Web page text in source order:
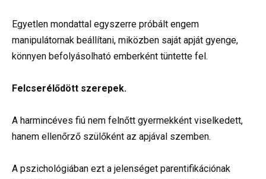
Egyetlen mondattal egyszerre próbált engem
manipulátornak beállítani, miközben saját apját gyenge,
könnyen befolyásolható emberként tüntette fel.
Felcserélődött szerepek.
A harmincéves fiú nem felnőtt gyermekként viselkedett,
hanem ellenőrző szülőként az apjával szemben.
A pszichológiában ezt a jelenséget parentifikációnak